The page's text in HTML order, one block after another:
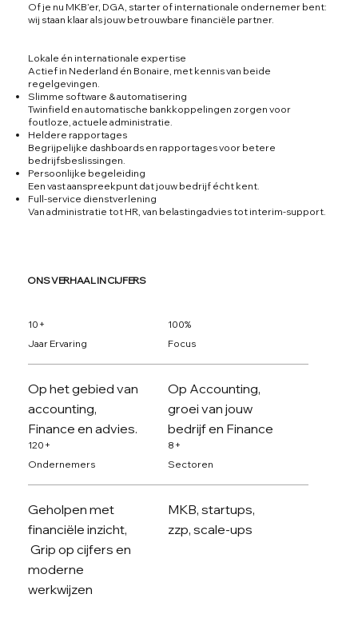
Of je nu MKB’er, DGA, starter of internationale ondernemer bent:
wij staan klaar als jouw betrouwbare financiële partner.
Lokale én internationale expertise
Actief in Nederland én Bonaire, met kennis van beide
regelgevingen.
Slimme software & automatisering
Twinfield en automatische bankkoppelingen zorgen voor
foutloze, actuele administratie.
Heldere rapportages
Begrijpelijke dashboards en rapportages voor betere
bedrijfsbeslissingen.
Persoonlijke begeleiding
Een vast aanspreekpunt dat jouw bedrijf écht kent.
Full-service dienstverlening
Van administratie tot HR, van belastingadvies tot interim-support.
ONS VERHAAL IN CIJFERS
10+
Jaar Ervaring
Op het gebied van
accounting,
Finance en advies.
100%
Focus
Op Accounting,
groei van jouw
bedrijf en Finance
120+
Ondernemers
Geholpen met
financiële inzicht,
Grip op cijfers en
moderne
werkwijzen
8+
Sectoren
MKB, startups,
zzp, scale-ups